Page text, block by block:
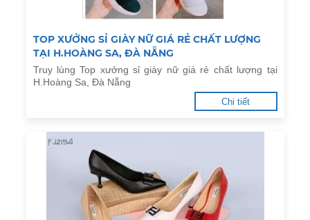
TOP XƯỞNG SỈ GIÀY NỮ GIÁ RẺ CHẤT LƯỢNG
TẠI H.HOÀNG SA, ĐÀ NẴNG
Truy lùng Top xưởng sỉ giày nữ giá rẻ chất lượng tại
H.Hoàng Sa, Đà Nẵng
Chi tiết